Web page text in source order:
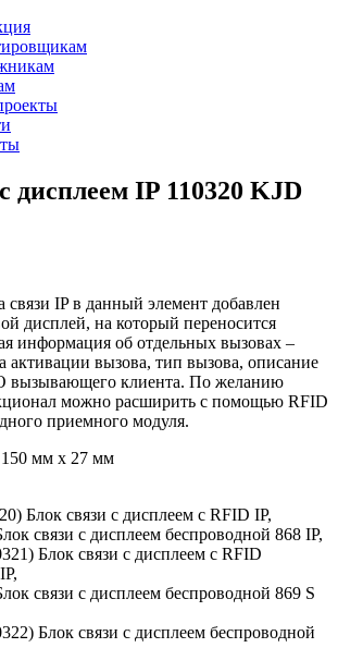
дисплеем IP 110320 KJD
связи IP в данный элемент добавлен
дисплей, на который переносится
информация об отдельных вызовах –
активации вызова, тип вызова, описание
вызывающего клиента. По желанию
можно расширить с помощью RFID
приемного модуля.
мм x 27 мм
Блок связи с дисплеем с RFID IP,
связи с дисплеем беспроводной 868 IP,
Блок связи с дисплеем с RFID
связи с дисплеем беспроводной 869 S
Блок связи с дисплеем беспроводной